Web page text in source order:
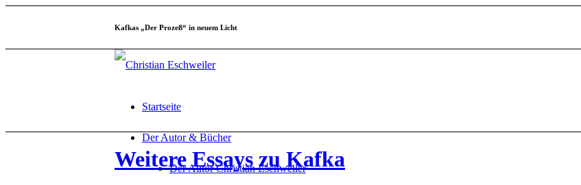
Kafkas „Der Prozeß“ in neuem Licht
Startseite
Der Autor & Bücher
Der Autor Christian Eschweiler
Weitere Essays zu Kafka